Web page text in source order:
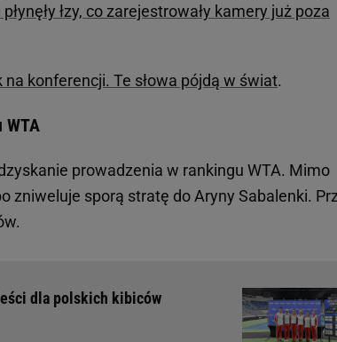
łzy, co zarejestrowały kamery już poza
konferencji. Te słowa pójdą w świat.
prowadzenia w rankingu WTA. Mimo
zniweluje sporą stratę do Aryny Sabalenki.
dla polskich kibiców